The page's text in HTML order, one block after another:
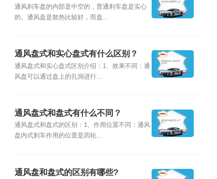
通风刹车盘的内部是中空的，普通刹车盘是实心
的。通风盘是散热比较好，而盘...
通风盘式和实心盘式有什么区别？
通风盘式和实心盘式区别介绍：1、效果不同：通
风盘可以通过盘上的孔洞进行...
通风盘式和盘式有什么不同？
通风盘式和盘式的区别：1、作用位置不同：通风
盘内式刹车作用的位置是四轮...
通风盘和盘式的区别有哪些?